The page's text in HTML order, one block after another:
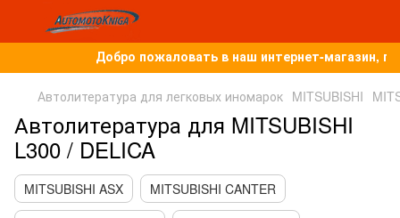
Добро пожаловать в наш интернет-магазин,
Автолитература для легковых иномарок MITSUBISHI
Автолитература для MITSUBISHI
L300 / DELICA
MITSUBISHI ASX
MITSUBISHI CANTER